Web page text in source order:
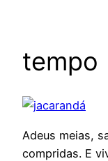
tempo
Adeus meias,
compridas. E